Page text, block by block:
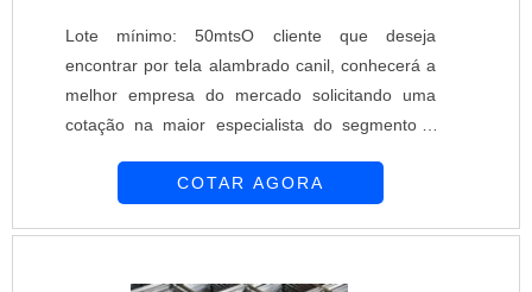
Lote mínimo: 50mtsO cliente que deseja
encontrar por tela alambrado canil, conhecerá a
melhor empresa do mercado solicitando uma
cotação na maior especialista do segmento e
importante lembrar que o produto deve ser
COTAR AGORA